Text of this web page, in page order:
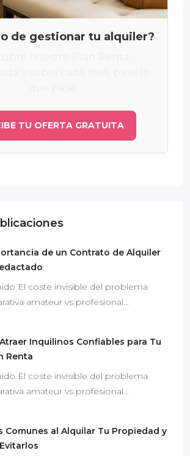
de gestionar tu alquiler?
TU OFERTA GRATUITA
de un Contrato de Alquiler
El coste invisible del problema
amateur vs profesional…
Inquilinos Confiables para Tu
Renta
El coste invisible del problema
amateur vs profesional…
Comunes al Alquilar Tu Propiedad y